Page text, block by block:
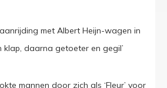
met Albert Heijn-wagen in
klap, daarna getoeter en gegil’
mannen door zich als ‘Fleur’ voor